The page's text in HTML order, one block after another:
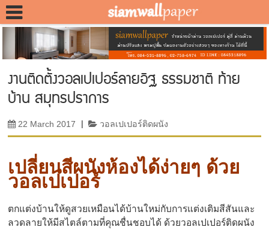
งานติดตั้งวอลเปเปอร์ลายอิฐ ธรรมชาติ ท้าย
บ้าน สมุทรปราการ
22 March 2017 | วอลเปเปอร์ติดผนัง
เปลี่ยนสีผนังห้องได้ง่ายๆ ด้วย
วอลเปเปอร์
ตกแต่งบ้านให้ดูสวยเหมือนได้บ้านใหม่กับการแต่งเติมสีสันและ
ลวดลายให้มีสไตล์ตามที่คุณชื่นชอบได้ ด้วยวอลเปเปอร์ติดผนัง